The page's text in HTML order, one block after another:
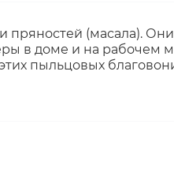
пряностей (масала).
в доме и на рабочем
пыльцовых